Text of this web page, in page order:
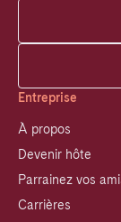
Entreprise
À propos
Devenir hôte
Parrainez vos
Carrières